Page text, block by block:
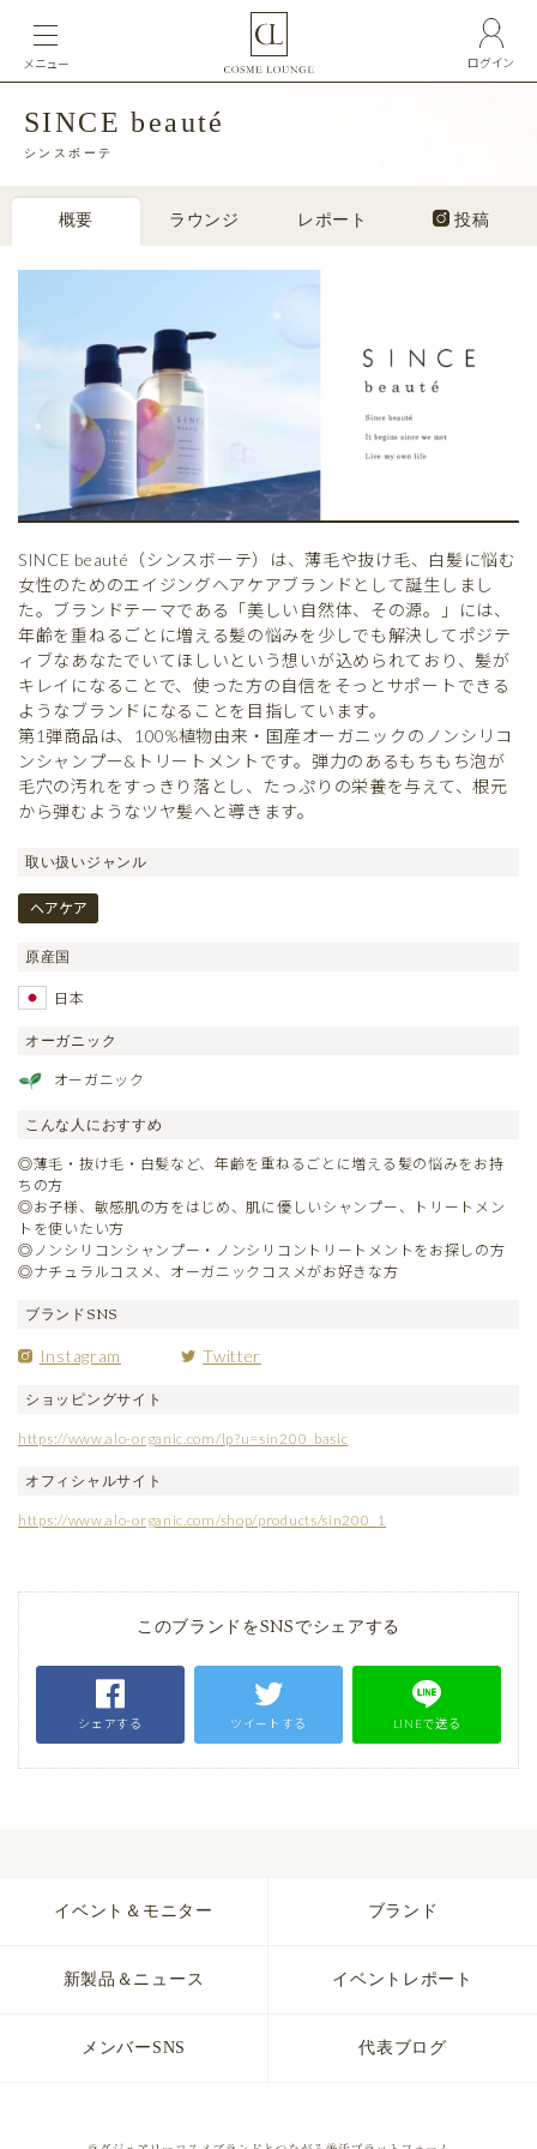
ログイン
メニュー
SINCE beauté
シンスボーテ
概要 ラウンジ レポート 投稿
SINCE beauté（シンスボーテ）は、薄毛や抜け毛、白髪に悩む
女性のためのエイジングヘアケアブランドとして誕生しまし
た。ブランドテーマである「美しい自然体、その源。」には、
年齢を重ねるごとに増える髪の悩みを少しでも解決してポジテ
ィブなあなたでいてほしいという想いが込められており、髪が
キレイになることで、使った方の自信をそっとサポートできる
ようなブランドになることを目指しています。
第1弾商品は、100%植物由来・国産オーガニックのノンシリコ
ンシャンプー&トリートメントです。弾力のあるもちもち泡が
毛穴の汚れをすっきり落とし、たっぷりの栄養を与えて、根元
から弾むようなツヤ髪へと導きます。
取い扱いジャンル
ヘアケア
原産国
日本
オーガニック
オーガニック
こんな人におすすめ
◎薄毛・抜け毛・白髪など、年齢を重ねるごとに増える髪の悩みをお持
ちの方
◎お子様、敏感肌の方をはじめ、肌に優しいシャンプー、トリートメン
トを使いたい方
◎ノンシリコンシャンプー・ノンシリコントリートメントをお探しの方
◎ナチュラルコスメ、オーガニックコスメがお好きな方
ブランドSNS
Instagram Twitter
ショッピングサイト
https://www.alo-organic.com/lp?u=sin200_basic
オフィシャルサイト
https://www.alo-organic.com/shop/products/sin200_1
このブランドをSNSでシェアする
シェアする ツイートする LINEで送る
イベント＆モニター ブランド
新製品＆ニュース イベントレポート
メンバーSNS 代表ブログ